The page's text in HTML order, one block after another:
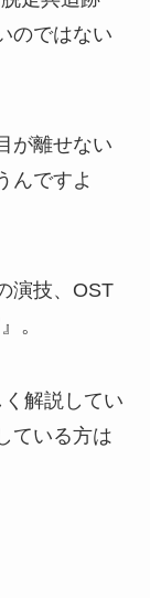
のではない
が離せない
んですよ
演技、OST
。
解説 してい
ている方は